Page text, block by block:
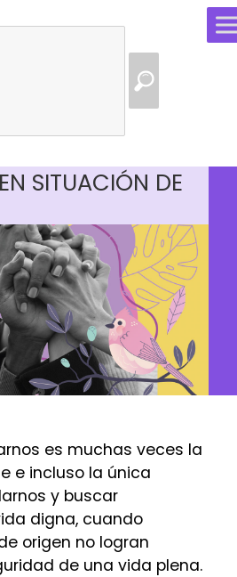
PARA
SITUACIÓN DE
es muchas veces la
e incluso la única
y buscar
digna, cuando
origen no logran
de una vida plena.